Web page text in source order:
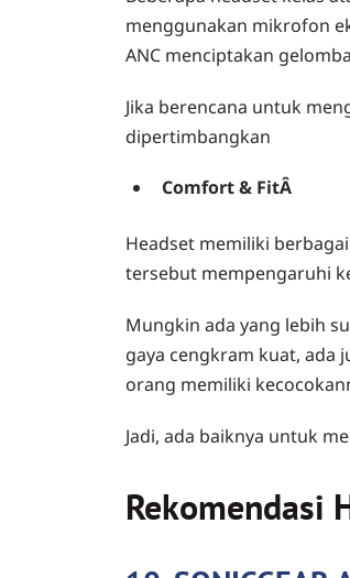
menggunakan mikrofon
ANC menciptakan
Jika berencana untuk
dipertimbangkan
Comfort & FitÂ
Headset memiliki
tersebut mempengaruhi
Mungkin ada yang lebih
gaya cengkram kuat, ada
orang memiliki
Jadi, ada baiknya untuk
Rekomendasi